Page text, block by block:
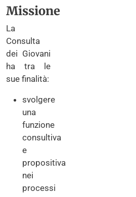
Missione
La
Consulta
dei Giovani
ha tra le
sue finalità:
svolgere
una
funzione
consultiva
e
propositiva
nei
processi